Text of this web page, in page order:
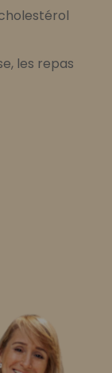
les repas